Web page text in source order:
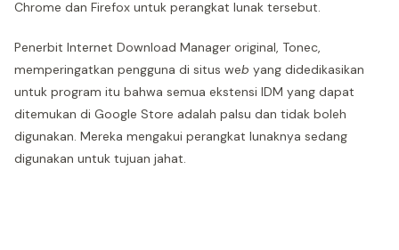
Chrome dan Firefox untuk perangkat lunak tersebut.
Penerbit Internet Download Manager original, Tonec,
memperingatkan pengguna di situs web yang didedikasikan
untuk program itu bahwa semua ekstensi IDM yang dapat
ditemukan di Google Store adalah palsu dan tidak boleh
digunakan. Mereka mengakui perangkat lunaknya sedang
digunakan untuk tujuan jahat.